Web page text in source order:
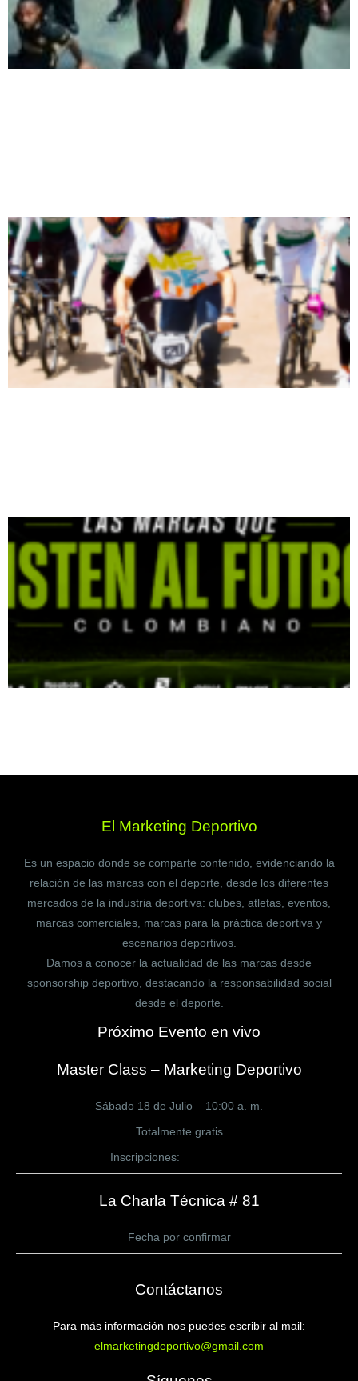
El Marketing Deportivo
Es un espacio donde se comparte contenido, evidenciando la
relación de las marcas con el deporte, desde los diferentes
mercados de la industria deportiva: clubes, atletas, eventos,
marcas comerciales, marcas para la práctica deportiva y
escenarios deportivos.
Damos a conocer la actualidad de las marcas desde
sponsorship deportivo, destacando la responsabilidad social
desde el deporte.
Próximo Evento en vivo
Master Class – Marketing Deportivo
Sábado 18 de Julio – 10:00 a. m.
Totalmente gratis
Inscripciones:
La Charla Técnica # 81
Fecha por confirmar
Contáctanos
Para más información nos puedes escribir al mail:
elmarketingdeportivo@gmail.com